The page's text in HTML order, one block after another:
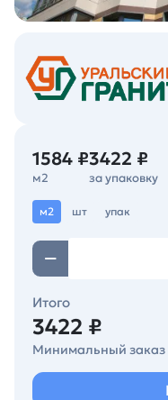
1584 ₽
м2
3422 ₽
за упаковку
м2 шт упак
Итого
3422 ₽
Минимальный заказ